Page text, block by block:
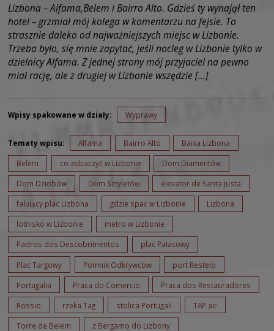
Lizbona – Alfama,Belem i Bairro Alto. Gdzieś ty wynajął ten
hotel – grzmiał mój kolega w komentarzu na fejsie. To
strasznie daleko od najważniejszych miejsc w Lizbonie.
Trzeba było, się mnie zapytać, jeśli nocleg w Lizbonie tylko w
dzielnicy Alfama. Z jednej strony mój przyjaciel na pewno
miał rację, ale z drugiej w Lizbonie wszędzie […]
Wpisy spakowane w działy: Wyprawy
Tematy wpisu: Alfama Bairro Alto Baixa Lizbona
Belem co zobaczyć w Lizbonie Dom Diamentów
Dom Dziobów Dom Sztyletów elevator de Santa Justa
falujący plac Lizbona gdzie spać w Lizbonie Lizbona
lotnisko w Lizbonie metro w Lizbonie
Padros dos Descobrimentos plac Pałacowy
Plac Targowy Pomnik Odkrywców port Restelo
Portugalia Praca do Comercio Praca dos Restauradores
Rossio rzeka Tag stolica Portugali TAP air
Torre de Belem z Bergamo do Lizbony